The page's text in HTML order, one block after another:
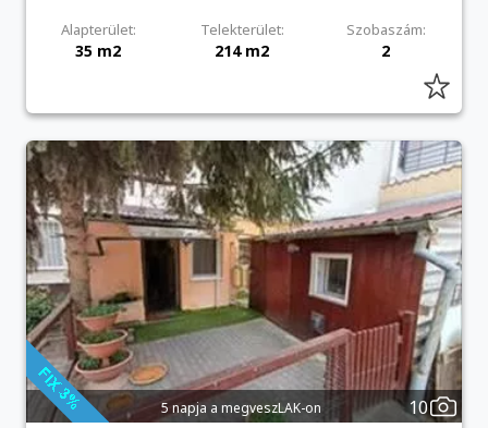
Alapterület: Telekterület: Szobaszám:
35 m2 214 m2 2
5 napja a megveszLAK-on 10